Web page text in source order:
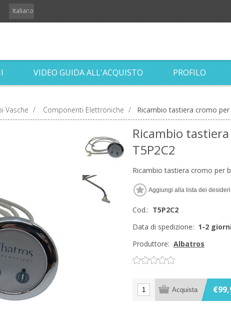
Italiano
VIDEO GUIDA ALL'ACQUISTO PROFILO
Vasche / Componenti Elettroniche / Ricambio tastiera cromo
Ricambio
T5P2C2
Ricambio tastiera cromo per
Cod.: T5P2C2
Data di spedizione: 1-2 giorni
Produttore: Albatros